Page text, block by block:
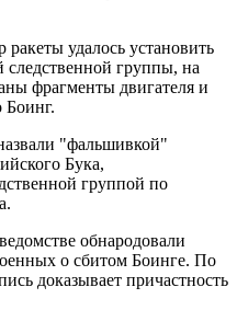
удалось установить
следственной группы, на
фрагменты двигателя и
Боинг.
"фальшивкой"
Бука,
группой по
обнародовали
о сбитом Боинге. По
доказывает причастность